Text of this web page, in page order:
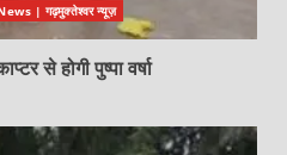
| गढ़मुक्तेश्वर न्यूज़
से होगी पुष्पा वर्षा